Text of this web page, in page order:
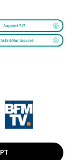
Support 7/7
Remboursé